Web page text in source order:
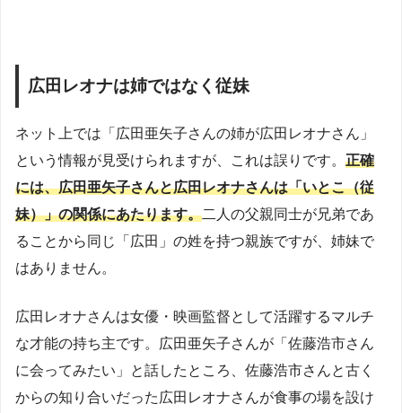
広田レオナは姉ではなく従妹
ネット上では「広田亜矢子さんの姉が広田レオナさん」
という情報が見受けられますが、これは誤りです。 正確
には、広田亜矢子さんと広田レオナさんは「いとこ（従
妹）」の関係にあたります。二人の父親同士が兄弟であ
ることから同じ「広田」の姓を持つ親族ですが、姉妹で
はありません。
広田レオナさんは女優・映画監督として活躍するマルチ
な才能の持ち主です。広田亜矢子さんが「佐藤浩市さん
に会ってみたい」と話したところ、佐藤浩市さんと古く
からの知り合いだった広田レオナさんが食事の場を設け